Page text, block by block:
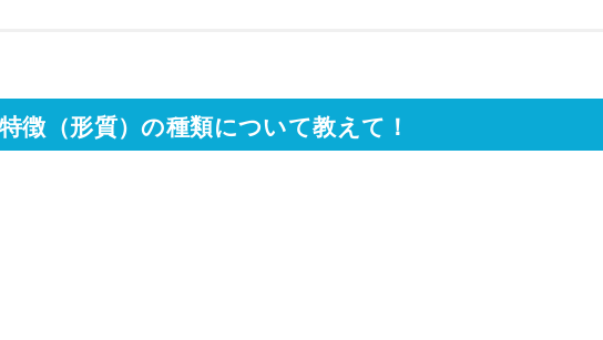
徴（形質）の種類について教えて！